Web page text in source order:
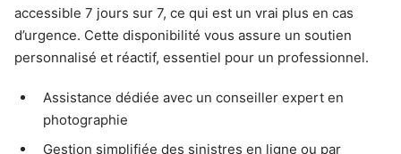
accessible 7 jours sur 7, ce qui est un vrai plus en cas
d’urgence. Cette disponibilité vous assure un soutien
personnalisé et réactif, essentiel pour un professionnel.
Assistance dédiée avec un conseiller expert en
photographie
Gestion simplifiée des sinistres en ligne ou par